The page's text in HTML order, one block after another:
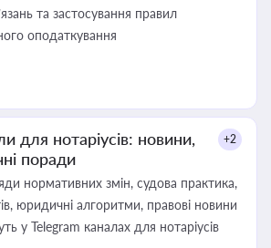
та застосування правил
оподаткування
для нотаріусів: новини,
поради
+2
нормативних змін, судова практика,
юридичні алгоритми, правові новини
у Telegram каналах для нотаріусів